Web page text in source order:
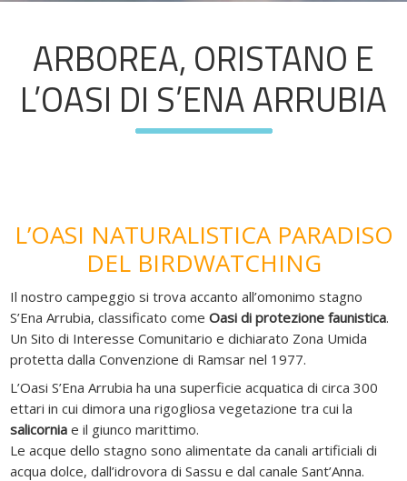
ARBOREA, ORISTANO E
L’OASI DI S’ENA ARRUBIA
L’OASI NATURALISTICA PARADISO
DEL BIRDWATCHING
Il nostro campeggio si trova accanto all’omonimo stagno
S’Ena Arrubia, classificato come Oasi di protezione faunistica.
Un Sito di Interesse Comunitario e dichiarato Zona Umida
protetta dalla Convenzione di Ramsar nel 1977.
L’Oasi S’Ena Arrubia ha una superficie acquatica di circa 300
ettari in cui dimora una rigogliosa vegetazione tra cui la
salicornia e il giunco marittimo.
Le acque dello stagno sono alimentate da canali artificiali di
acqua dolce, dall’idrovora di Sassu e dal canale Sant’Anna.